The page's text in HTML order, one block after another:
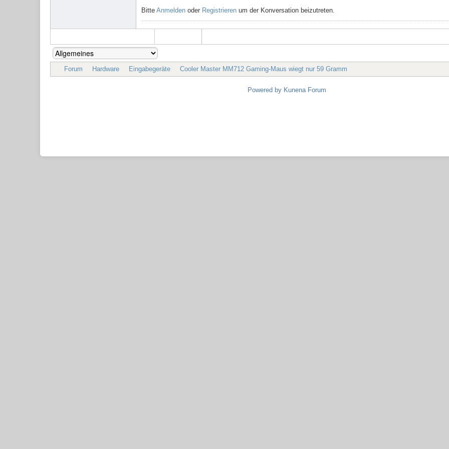
Bitte Anmelden oder Registrieren um der Konversation beizutreten.
Forum Hardware Eingabegeräte Cooler Master MM712 Gaming-Maus wiegt nur 59 Gramm
Powered by Kunena Forum